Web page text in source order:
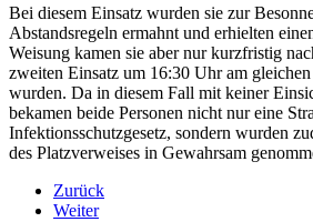
Bei diesem Einsatz wurden sie zur
Abstandsregeln ermahnt und erhielten
Weisung kamen sie aber nur kurzfristig
zweiten Einsatz um 16:30 Uhr am
wurden. Da in diesem Fall mit keiner
bekamen beide Personen nicht nur eine
Infektionsschutzgesetz, sondern wurden
des Platzverweises in Gewahrsam
Zurück
Weiter